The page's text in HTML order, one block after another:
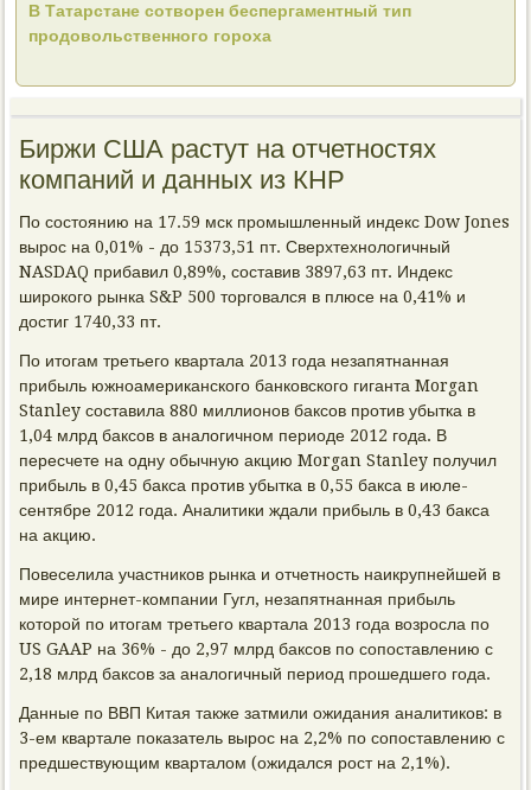
В Татарстане сотворен беспергаментный тип
продовольственного гороха
Биржи США растут на отчетностях
компаний и данных из КНР
По состоянию на 17.59 мск промышленный индекс Dow Jones
вырос на 0,01% - до 15373,51 пт. Сверхтехнологичный
NASDAQ прибавил 0,89%, составив 3897,63 пт. Индекс
широкого рынка S&P 500 торговался в плюсе на 0,41% и
достиг 1740,33 пт.
По итогам третьего квартала 2013 года незапятнанная
прибыль южноамериканского банковского гиганта Morgan
Stanley составила 880 миллионов баксов против убытка в
1,04 млрд баксов в аналогичном периоде 2012 года. В
пересчете на одну обычную акцию Morgan Stanley получил
прибыль в 0,45 бакса против убытка в 0,55 бакса в июле-
сентябре 2012 года. Аналитики ждали прибыль в 0,43 бакса
на акцию.
Повеселила участников рынка и отчетность наикрупнейшей в
мире интернет-компании Гугл, незапятнанная прибыль
которой по итогам третьего квартала 2013 года возросла по
US GAAP на 36% - до 2,97 млрд баксов по сопоставлению с
2,18 млрд баксов за аналогичный период прошедшего года.
Данные по ВВП Китая также затмили ожидания аналитиков: в
3-ем квартале показатель вырос на 2,2% по сопоставлению с
предшествующим кварталом (ожидался рост на 2,1%).